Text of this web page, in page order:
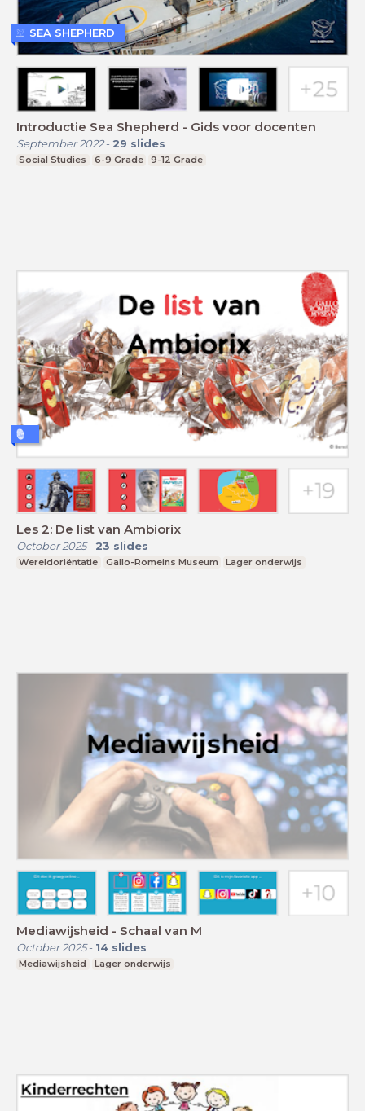
Introductie Sea Shepherd - Gids voor docenten
September 2022- 29 slides
Social Studies 6-9 Grade 9-12 Grade
SEA SHEPHERD
Les 2: De list van Ambiorix
October 2025- 23 slides
Wereldoriëntatie Gallo-Romeins Museum Lager onderwijs
Mediawijsheid - Schaal van M
October 2025- 14 slides
Mediawijsheid Lager onderwijs